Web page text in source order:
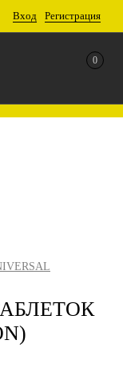
Вход Регистрация
0